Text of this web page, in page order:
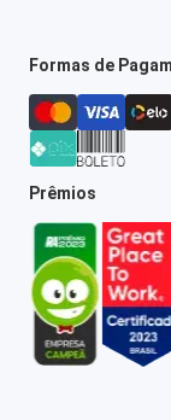
Formas de
Prêmios